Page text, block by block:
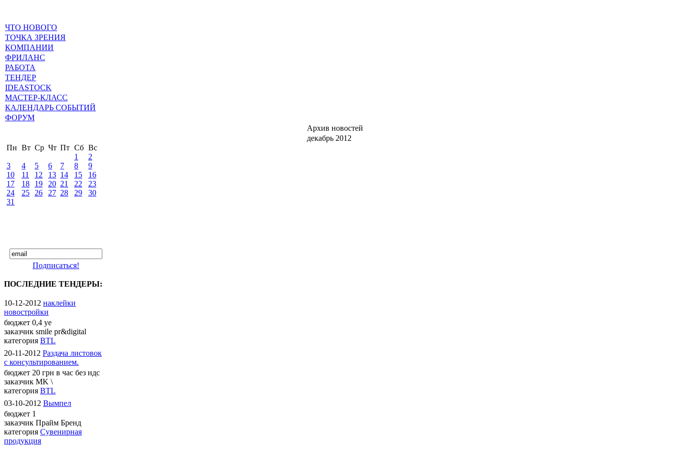
ЧТО НОВОГО
ТОЧКА ЗРЕНИЯ
КОМПАНИИ
ФРИЛАНС
РАБОТА
ТЕНДЕР
IDEASTOCK
МАСТЕР-КЛАСС
КАЛЕНДАРЬ СОБЫТИЙ
ФОРУМ
Архив новостей
декабрь 2012
Пн Вт Ср Чт Пт Сб Вс
1
2
3
4 5 6 7 8
9
10
11 12 13 14 15
16
17
18 19 20 21 22
23
24
25 26 27 28 29
30
31
Подписаться!
ПОСЛЕДНИЕ ТЕНДЕРЫ:
10-12-2012 наклейки
новостройки
бюджет 0,4 уе
заказчик smile pr&digital
категория BTL
20-11-2012 Раздача листовок
с консультированием.
бюджет 20 грн в час без ндс
заказчик MK \
категория BTL
03-10-2012 Вымпел
бюджет 1
заказчик Прайм Бренд
категория Сувенирная
продукция